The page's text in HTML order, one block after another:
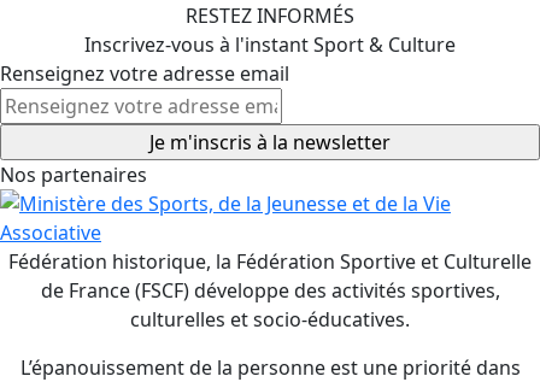
RESTEZ INFORMÉS
Inscrivez-vous à l'instant Sport & Culture
Renseignez votre adresse email
Nos partenaires
Fédération historique, la Fédération Sportive et Culturelle
de France (FSCF) développe des activités sportives,
culturelles et socio-éducatives.
L’épanouissement de la personne est une priorité dans